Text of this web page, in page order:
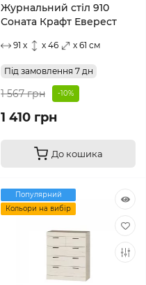
Журнальний стіл 910
Соната Крафт Еверест
91 x x 46 x 61 см
Під замовлення 7 дн
1 567 грн -10%
1 410 грн
До кошика
Популярний
Кольори на вибір